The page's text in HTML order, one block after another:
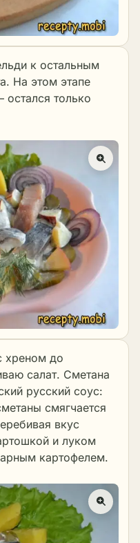
к остальным
На этом этапе
остался только
хреном до
салат. Сметана
русский соус:
смягчается
вкус
и луком
картофелем.